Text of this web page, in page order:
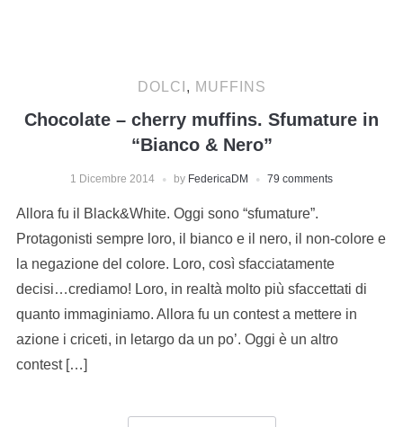
DOLCI , MUFFINS
Chocolate – cherry muffins. Sfumature in
“Bianco & Nero”
1 Dicembre 2014 by FedericaDM 79 comments
Allora fu il Black&White. Oggi sono “sfumature”.
Protagonisti sempre loro, il bianco e il nero, il non-colore e
la negazione del colore. Loro, così sfacciatamente
decisi…crediamo! Loro, in realtà molto più sfaccettati di
quanto immaginiamo. Allora fu un contest a mettere in
azione i criceti, in letargo da un po’. Oggi è un altro
contest […]